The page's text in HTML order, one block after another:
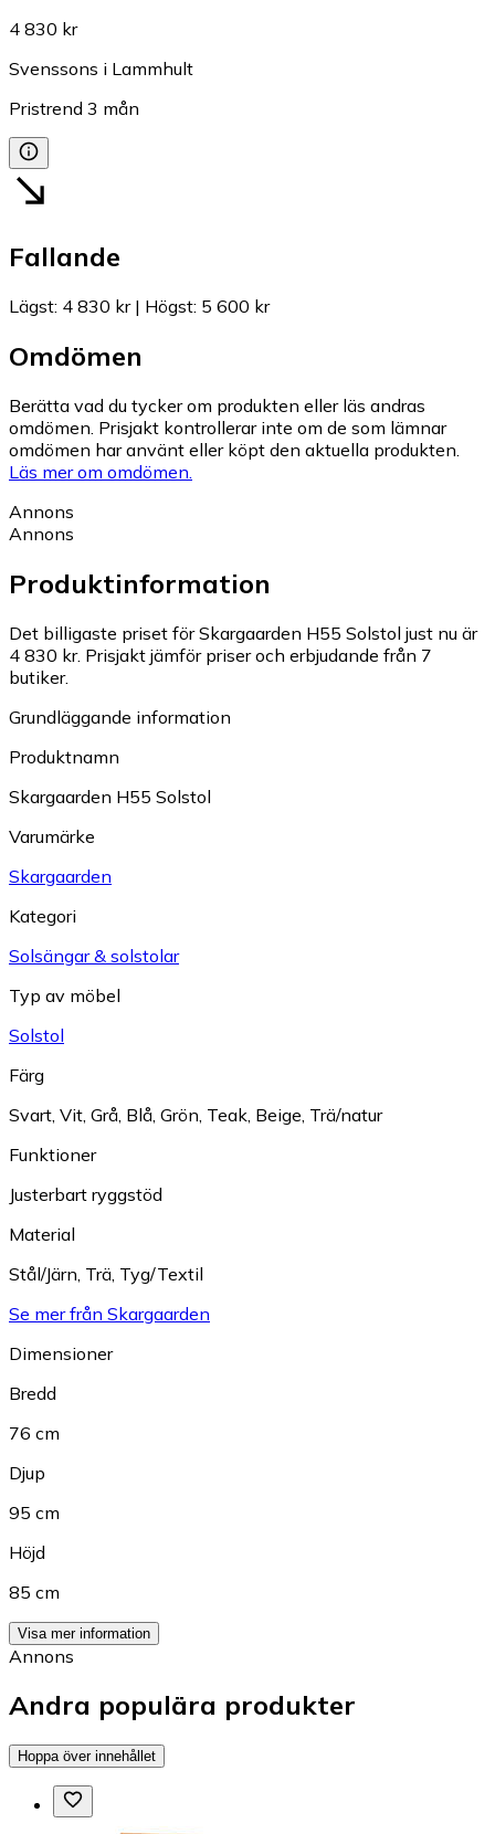
4 830 kr
Svenssons i Lammhult
Pristrend 3 mån
Fallande
Lägst: 4 830 kr| Högst: 5 600 kr
Omdömen
Berätta vad du tycker om produkten eller läs andras
omdömen. Prisjakt kontrollerar inte om de som lämnar
omdömen har använt eller köpt den aktuella produkten.
Läs mer om omdömen.
Annons
Annons
Produktinformation
Det billigaste priset för Skargaarden H55 Solstol just nu är
4 830 kr. Prisjakt jämför priser och erbjudande från 7
butiker.
Grundläggande information
Produktnamn
Skargaarden H55 Solstol
Varumärke
Skargaarden
Kategori
Solsängar & solstolar
Typ av möbel
Solstol
Färg
Svart Vit Grå Blå Grön Teak Beige Trä/natur
Funktioner
Justerbart ryggstöd
Material
Stål/Järn Trä Tyg/Textil
Se mer från Skargaarden
Dimensioner
Bredd
76 cm
Djup
95 cm
Höjd
85 cm
Visa mer information
Annons
Andra populära produkter
Hoppa över innehållet